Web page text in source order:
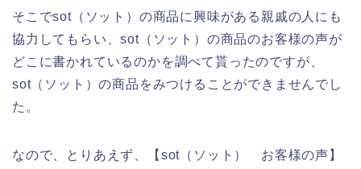
そこでsot（ソット）の商品に興味がある親戚の人にも
協力してもらい、sot（ソット）の商品のお客様の声が
どこに書かれているのかを調べて貰ったのですが、
sot（ソット）の商品をみつけることができませんでし
た。
なので、とりあえず、【sot（ソット） お客様の声】